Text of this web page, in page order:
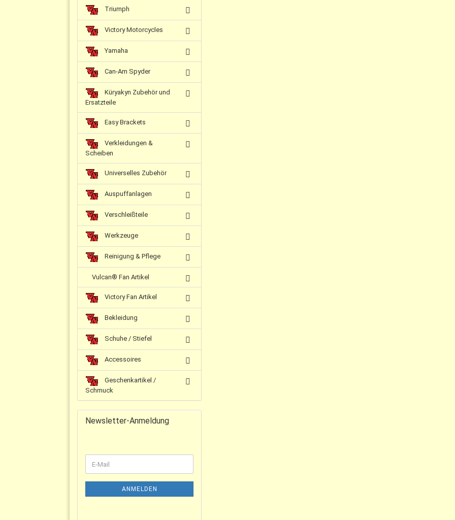
Triumph
Victory Motorcycles
Yamaha
Can-Am Spyder
Küryakyn Zubehör und
Ersatzteile
Easy Brackets
Verkleidungen &
Scheiben
Universelles Zubehör
Auspuffanlagen
Verschleißteile
Werkzeuge
Reinigung & Pflege
Vulcan® Fan Artikel
Victory Fan Artikel
Bekleidung
Schuhe / Stiefel
Accessoires
Geschenkartikel /
Schmuck
Newsletter-Anmeldung
ANMELDEN